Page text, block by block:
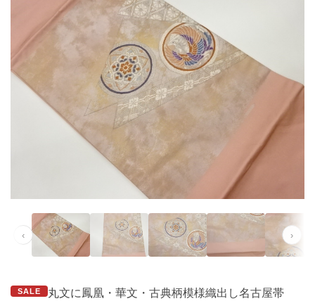
‹ ›
SALE 丸文に鳳凰・華文・古典柄模様織出し名古屋帯